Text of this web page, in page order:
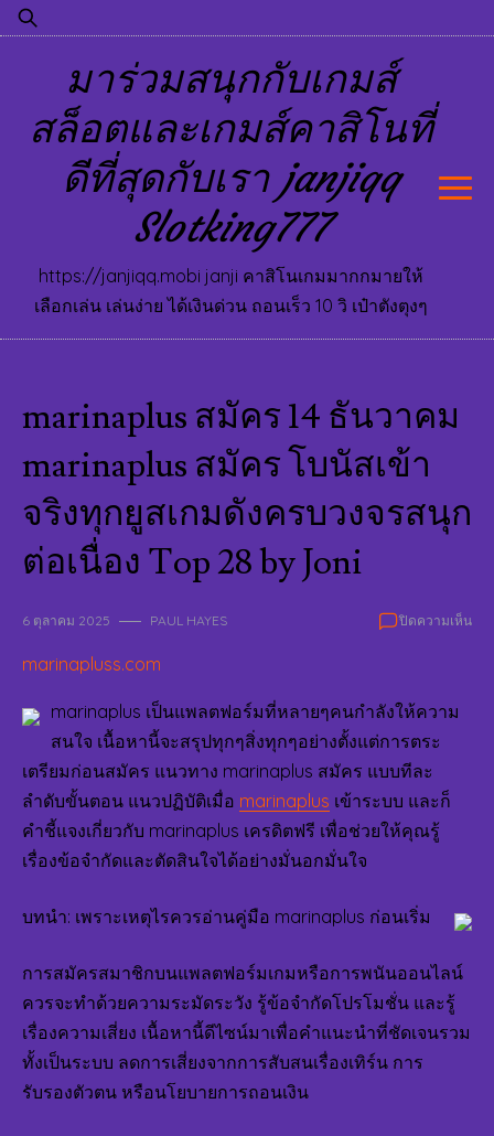
Skip
to
ค้นหา
สำหรับ:
มาร่วมสนุกกับเกมส์
สล็อตและเกมส์คาสิโนที่
ดีที่สุดกับเรา janjiqq
Slotking777
https://janjiqq.mobi janji คาสิโนเกมมากกมายให้
เลือกเล่น เล่นง่าย ได้เงินด่วน ถอนเร็ว 10 วิ เป๋าตังตุงๆ
marinaplus สมัคร 14 ธันวาคม
marinaplus สมัคร โบนัสเข้า
จริงทุกยูสเกมดังครบวงจรสนุก
ต่อเนื่อง Top 28 by Joni
6 ตุลาคม 2025 PAUL HAYES ปิดความเห็นบน
ดัง
marinapluss.com
marinaplus เป็นแพลตฟอร์มที่หลายๆคนกำลังให้ความ
สนใจ เนื้อหานี้จะสรุปทุกๆสิ่งทุกๆอย่างตั้งแต่การตระ
เตรียมก่อนสมัคร แนวทาง marinaplus สมัคร แบบทีละ
ลำดับขั้นตอน แนวปฏิบัติเมื่อ marinaplus เข้าระบบ และก็
คำชี้แจงเกี่ยวกับ marinaplus เครดิตฟรี เพื่อช่วยให้คุณรู้
เรื่องข้อจำกัดและตัดสินใจได้อย่างมั่นอกมั่นใจ
บทนำ: เพราะเหตุไรควรอ่านคู่มือ marinaplus ก่อนเริ่ม
การสมัครสมาชิกบนแพลตฟอร์มเกมหรือการพนันออนไลน์
ควรจะทำด้วยความระมัดระวัง รู้ข้อจำกัดโปรโมชั่น และรู้
เรื่องความเสี่ยง เนื้อหานี้ดีไซน์มาเพื่อคำแนะนำที่ชัดเจนรวม
ทั้งเป็นระบบ ลดการเสี่ยงจากการสับสนเรื่องเทิร์น การ
รับรองตัวตน หรือนโยบายการถอนเงิน